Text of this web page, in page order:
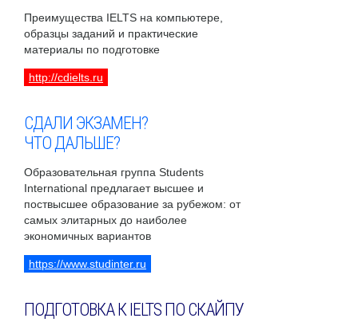
Преимущества IELTS на компьютере,
образцы заданий и практические
материалы по подготовке
http://cdielts.ru
СДАЛИ ЭКЗАМЕН?
ЧТО ДАЛЬШЕ?
Образовательная группа Students
International предлагает высшее и
поствысшее образование за рубежом: от
самых элитарных до наиболее
экономичных вариантов
https://www.studinter.ru
ПОДГОТОВКА К IELTS ПО СКАЙПУ